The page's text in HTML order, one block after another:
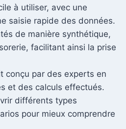
à utiliser, avec une
saisie rapide des données.
de manière synthétique,
facilitant ainsi la prise
conçu par des experts en
et des calculs effectués.
différents types
pour mieux comprendre